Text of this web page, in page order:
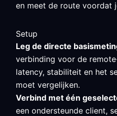
en meet de route voordat
Setup
Leg de directe
verbinding voor de
latency, stabiliteit en het
moet vergelijken.
Verbind met één
een ondersteunde client,